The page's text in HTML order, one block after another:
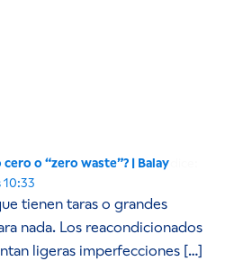
o “zero waste”? | Balay
10:33
tienen taras o grandes
nada. Los reacondicionados
ligeras imperfecciones […]